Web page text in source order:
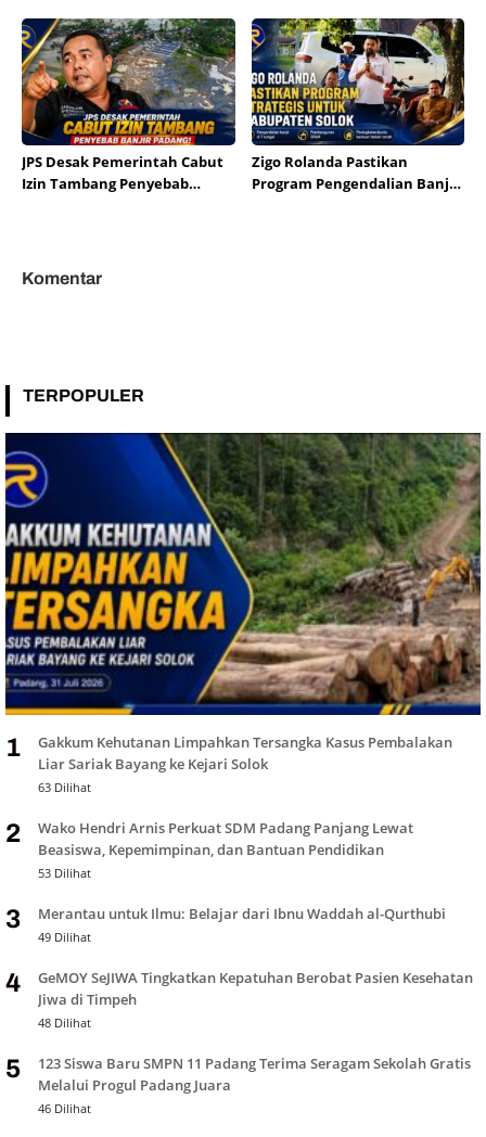
JPS Desak Pemerintah Cabut
Izin Tambang Penyebab
Zigo Rolanda Pastikan
Program Pengendalian Banjir
Komentar
TERPOPULER
1
Gakkum Kehutanan Limpahkan Tersangka Kasus Pembalakan
Liar Sariak Bayang ke Kejari Solok
63 Dilihat
2
Wako Hendri Arnis Perkuat SDM Padang Panjang Lewat
Beasiswa, Kepemimpinan, dan Bantuan Pendidikan
53 Dilihat
3 Merantau untuk Ilmu: Belajar dari Ibnu Waddah al-Qurthubi
49 Dilihat
4
GeMOY SeJIWA Tingkatkan Kepatuhan Berobat Pasien Kesehatan
Jiwa di Timpeh
48 Dilihat
5
123 Siswa Baru SMPN 11 Padang Terima Seragam Sekolah Gratis
Melalui Progul Padang Juara
46 Dilihat